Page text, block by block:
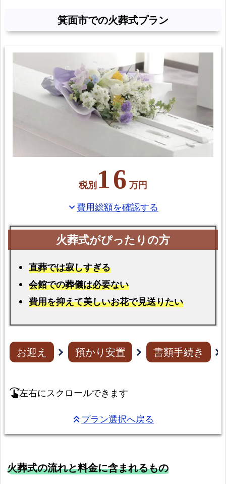
箕面市での火葬式プラン
税別16万円
expand_more費用総額を確認する
直葬では寂しすぎる
会館での葬儀は必要ない
費用を抑えて美しいお花で見送りたい
お迎え 預かり安置 書類手続き
swipe_right左右にスクロールできます
keyboard_double_arrow_upプラン選択へ戻る
火葬式の流れと料金に含まれるもの